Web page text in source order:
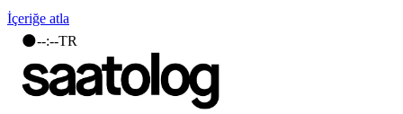
İçeriğe atla
🌑--:--TR